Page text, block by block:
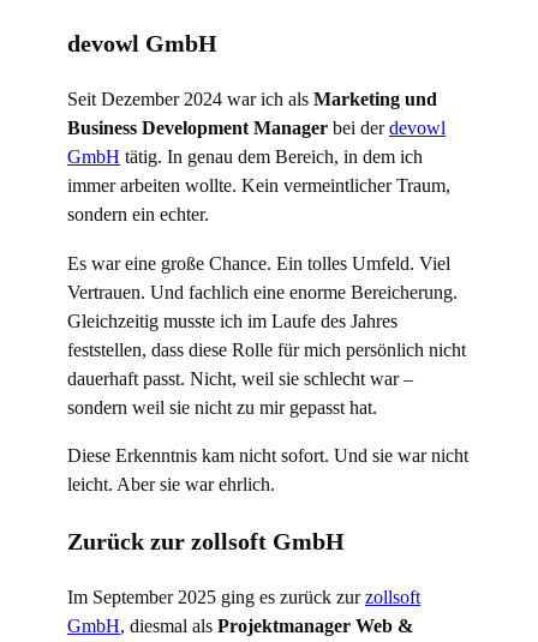
devowl GmbH
Seit Dezember 2024 war ich als Marketing und
Business Development Manager bei derdevowl
GmbH tätig. In genau dem Bereich, in dem ich
immer arbeiten wollte. Kein vermeintlicher Traum,
sondern ein echter.
Es war eine große Chance. Ein tolles Umfeld. Viel
Vertrauen. Und fachlich eine enorme Bereicherung.
Gleichzeitig musste ich im Laufe des Jahres
feststellen, dass diese Rolle für mich persönlich nicht
dauerhaft passt. Nicht, weil sie schlecht war –
sondern weil sie nicht zu mir gepasst hat.
Diese Erkenntnis kam nicht sofort. Und sie war nicht
leicht. Aber sie war ehrlich.
Zurück zur zollsoft GmbH
Im September 2025 ging es zurück zurzollsoft
GmbH, diesmal als Projektmanager Web &